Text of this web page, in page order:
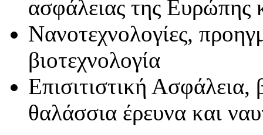
ασφάλειας της Ευρώπης
Νανοτεχνολογίες,
βιοτεχνολογία
Επισιτιστική
θαλάσσια έρευνα και